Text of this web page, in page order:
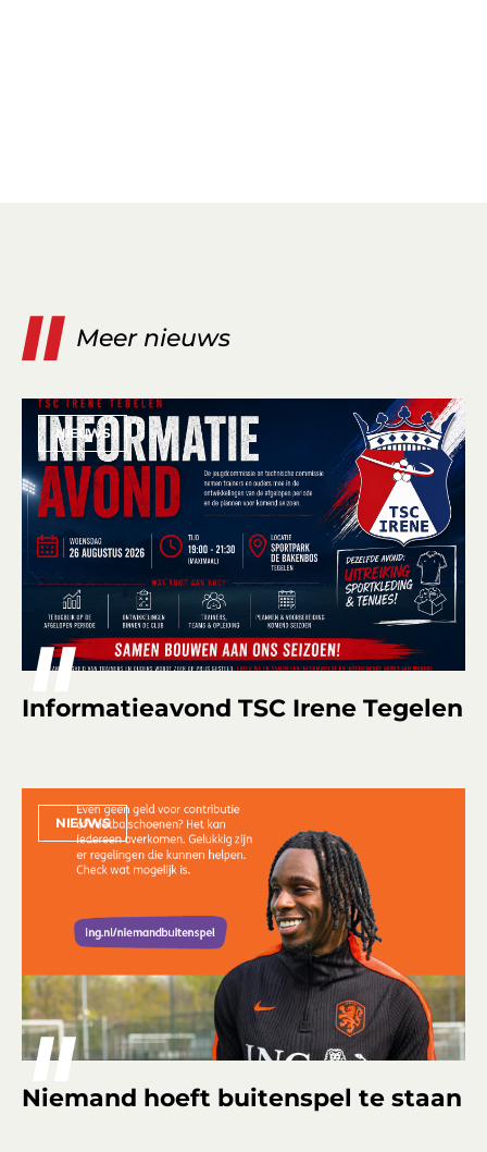
Meer nieuws
NIEUWS
Informatieavond TSC Irene Tegelen
NIEUWS
Niemand hoeft buitenspel te staan